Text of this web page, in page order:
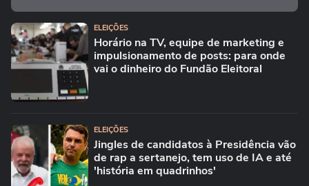
ELEIÇÕES
Horário na TV, equipe de marketing e
impulsionamento de posts: para onde
vai o dinheiro do Fundão Eleitoral
ELEIÇÕES
Jingles de candidatos à Presidência vão
de rap a sertanejo, tem uso de IA e até
'história em quadrinhos'